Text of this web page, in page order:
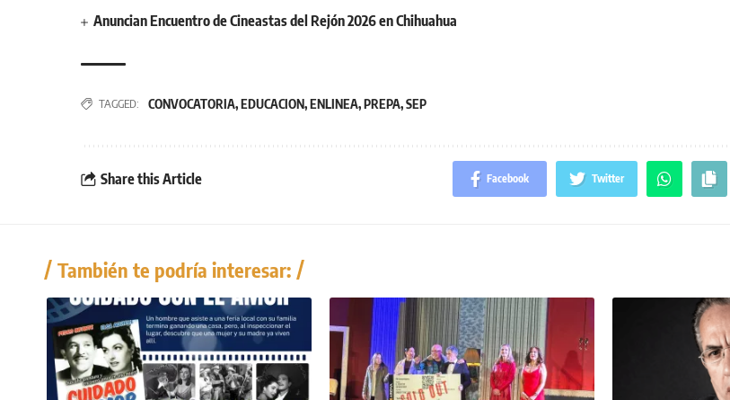
Anuncian Encuentro de Cineastas del Rejón 2026 en Chihuahua
TAGGED: CONVOCATORIA,EDUCACION,ENLINEA,PREPA,SEP
Share this Article Facebook Twitter
También te podría interesar: